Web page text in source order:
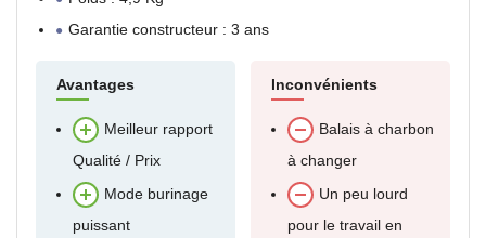
Garantie constructeur : 3 ans
Avantages
Meilleur rapport
Qualité / Prix
Mode burinage
puissant
Inconvénients
Balais à charbon
à changer
Un peu lourd
pour le travail en